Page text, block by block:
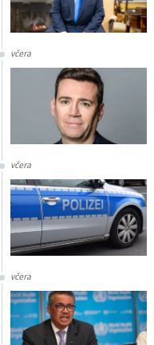
včera
včera
včera